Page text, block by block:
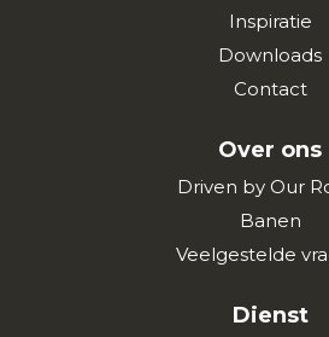
Inspiratie
Downloads
Contact
Over ons
Driven by Our
Banen
Veelgestelde
Dienst